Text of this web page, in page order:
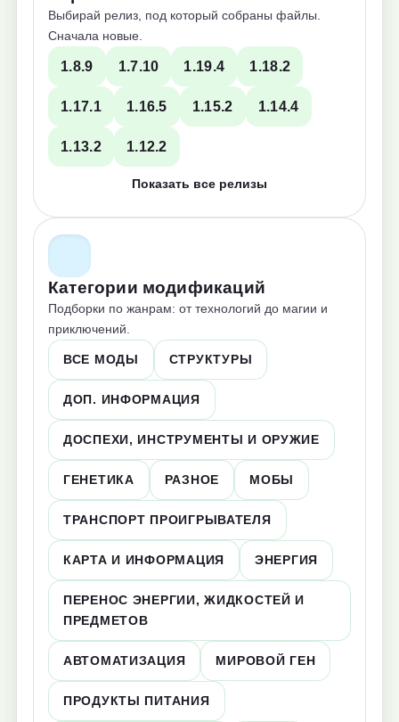
Выбирай релиз, под который собраны файлы.
Сначала новые.
1.8.9 1.7.10 1.19.4 1.18.2
1.17.1 1.16.5 1.15.2 1.14.4
1.13.2 1.12.2
Показать все релизы
Категории модификаций
Подборки по жанрам: от технологий до магии и
приключений.
ВСЕ МОДЫ СТРУКТУРЫ
ДОП. ИНФОРМАЦИЯ
ДОСПЕХИ, ИНСТРУМЕНТЫ И ОРУЖИЕ
ГЕНЕТИКА РАЗНОЕ МОБЫ
ТРАНСПОРТ ПРОИГРЫВАТЕЛЯ
КАРТА И ИНФОРМАЦИЯ ЭНЕРГИЯ
ПЕРЕНОС ЭНЕРГИИ, ЖИДКОСТЕЙ И
ПРЕДМЕТОВ
АВТОМАТИЗАЦИЯ МИРОВОЙ ГЕН
ПРОДУКТЫ ПИТАНИЯ